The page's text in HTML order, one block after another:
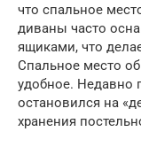
что спальное
диваны часто
ящиками, что
Спальное место
удобное. Недавно
остановился на
хранения